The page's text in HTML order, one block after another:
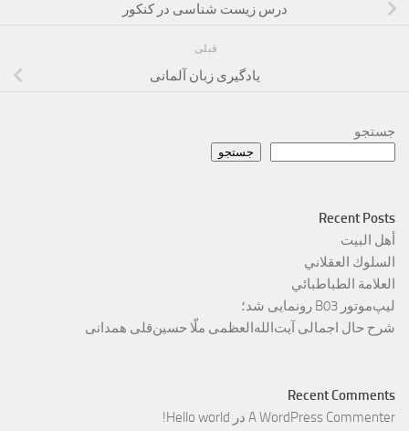
درس زیست شناسی در کنکور
قبلی
یادگیری زبان آلمانی
جستجو
جستجو
Recent Posts
أهل البيت
السلوك العقلاني
العلامة الطباطبائي
لیپ‌موتور B03 رونمایی شد؛
شرح حال اجمالی آیت‌الله‌العظمی ملّا حسین‌قلی همدانی
Recent Comments
A WordPress Commenter در Hello world!